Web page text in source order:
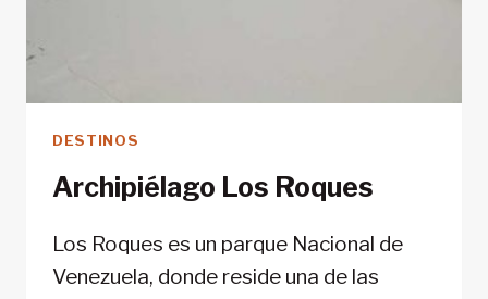
DESTINOS
Archipiélago Los Roques
Los Roques es un parque Nacional de
Venezuela, donde reside una de las